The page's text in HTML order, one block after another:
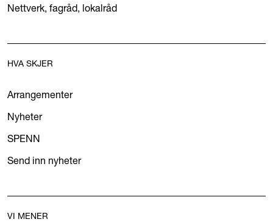
Nettverk, fagråd, lokalråd
HVA SKJER
Arrangementer
Nyheter
SPENN
Send inn nyheter
VI MENER